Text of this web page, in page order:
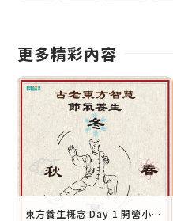
更多精彩內容
東方養生概念 Day 1 開營小測驗，瞭解為何養生分四季